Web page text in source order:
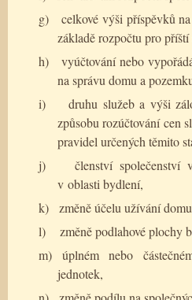
g)
celkové výši příspěvků
základě rozpočtu pro
h)
vyúčtování nebo
na správu domu a
i)
druhu služeb a výši
způsobu rozúčtování cen
pravidel určených těmito
j)
členství společenství
v oblasti bydlení,
k)
změně účelu užívání
l)
změně podlahové plochy
m) úplném nebo
jednotek,